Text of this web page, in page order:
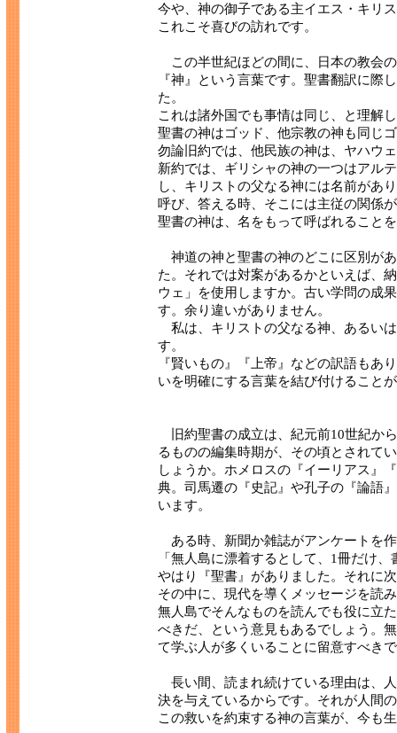
今や、神の御子である主イエス・キリ
これこそ喜びの訪れです。
この半世紀ほどの間に、日本の教会
『神』という言葉です。聖書翻訳に際
た。
これは諸外国でも事情は同じ、と理解
聖書の神はゴッド、他宗教の神も同じ
勿論旧約では、他民族の神は、ヤハウ
新約では、ギリシャの神の一つはアル
し、キリストの父なる神には名前があ
呼び、答える時、そこには主従の関係
聖書の神は、名をもって呼ばれること
神道の神と聖書の神のどこに区別が
た。それでは対案があるかといえば、
ウェ」を使用しますか。古い学問の成
す。余り違いがありません。
私は、キリストの父なる神、あるい
す。
『賢いもの』『上帝』などの訳語もあ
いを明確にする言葉を結び付けること
旧約聖書の成立は、紀元前10世紀か
るものの編集時期が、その頃とされて
しょうか。ホメロスの『イーリアス』
典。司馬遷の『史記』や孔子の『論語
います。
ある時、新聞か雑誌がアンケートを
「無人島に漂着するとして、1冊だけ
やはり『聖書』がありました。それに
その中に、現代を導くメッセージを読
無人島でそんなものを読んでも役に立
べきだ、という意見もあるでしょう。
て学ぶ人が多くいることに留意すべき
長い間、読まれ続けている理由は、
決を与えているからです。それが人間
この救いを約束する神の言葉が、今も